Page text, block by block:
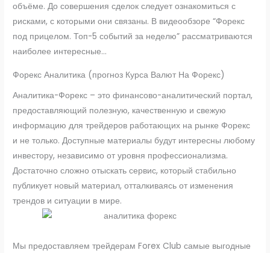
объёме. До совершения сделок следует ознакомиться с
рисками, с которыми они связаны. В видеообзоре “Форекс
под прицелом. Топ-5 событий за неделю” рассматриваются
наиболее интересные…
Форекс Аналитика (прогноз Курса Валют На Форекс)
Аналитика-Форекс – это финансово-аналитический портал,
предоставляющий полезную, качественную и свежую
информацию для трейдеров работающих на рынке Форекс
и не только. Доступные материалы будут интересны любому
инвестору, независимо от уровня профессионализма.
Достаточно сложно отыскать сервис, который стабильно
публикует новый материал, отталкиваясь от изменения
трендов и ситуации в мире.
Мы предоставляем трейдерам Forex Club самые выгодные